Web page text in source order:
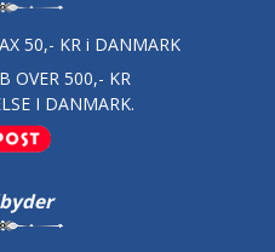
50,- KR i DANMARK
OVER 500,- KR
I DANMARK.